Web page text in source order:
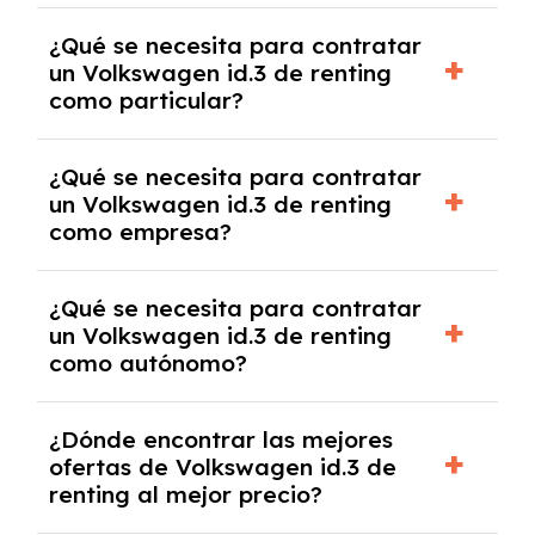
económica.
pero puede haber penalizaciones por
cancelación anticipada. Es importante revisar
las condiciones del contrato y hablar con un
experto que te asesore.
¿Qué se necesita para contratar
un Volkswagen id.3 de renting
como particular?
y, en algunos casos, una consulta de solvencia
crediticia y un pago inicial.
¿Qué se necesita para contratar
un Volkswagen id.3 de renting
como empresa?
documentación financiera y, en algunos
casos, un informe de solvencia de la empresa
y un pago inicial.
¿Qué se necesita para contratar
un Volkswagen id.3 de renting
como autónomo?
autónomos, justificante de ingresos y, en
algunos casos, un informe fiscal y un pago
inicial.
¿Dónde encontrar las mejores
ofertas de Volkswagen id.3 de
renting al mejor precio?